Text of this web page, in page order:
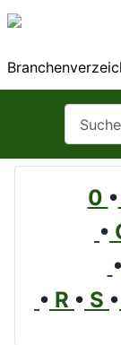
0 •
•
•
• R • S •